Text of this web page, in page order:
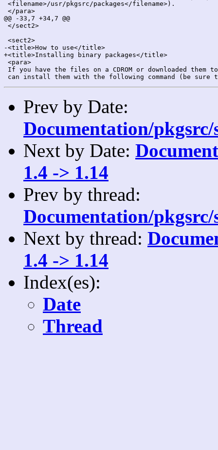
<filename>/usr/pkgsrc/packages</filename>).
</para>
@@ -33,7 +34,7 @@
</sect2>
<sect2>
-<title>How to use</title>
+<title>Installing binary packages</title>
<para>
If you have the files on a CDROM or downloaded them
Prev by Date:
Documentation/
Next by Date:
1.4 -> 1.14
Prev by thread:
Documentation/
Next by thread:
1.4 -> 1.14
Index(es):
Date
Thread